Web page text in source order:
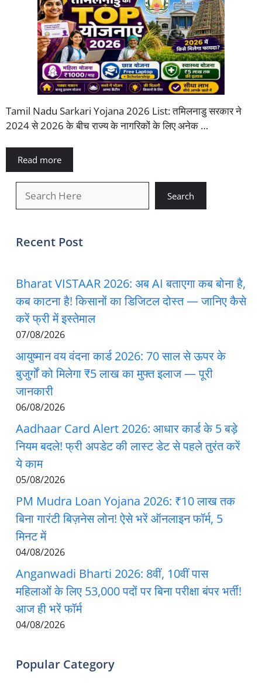
Tamil Nadu Sarkari Yojana 2026 List: तमिलनाडु सरकार ने
2024 से 2026 के बीच राज्य के नागरिकों के लिए अनेक …
Read more
Search
Recent Post
Bharat VISTAAR 2026: अब AI बताएगा कब बोना है,
कब काटना है! किसानों का डिजिटल दोस्त — जानिए कैसे
करें फ्री में इस्तेमाल
07/08/2026
आयुष्मान वय वंदना कार्ड 2026: 70 साल से ऊपर के
बुजुर्गों को मिलेगा ₹5 लाख का मुफ्त इलाज — पूरी
जानकारी
06/08/2026
Aadhaar Card Alert 2026: आधार कार्ड के 5 बड़े
नियम बदले! फ्री अपडेट की लास्ट डेट से पहले तुरंत करें
ये काम
05/08/2026
PM Mudra Loan Yojana 2026: ₹10 लाख तक
बिना गारंटी बिज़नेस लोन! ऐसे भरें ऑनलाइन फॉर्म, 5
मिनट में
04/08/2026
Anganwadi Bharti 2026: 8वीं, 10वीं पास
महिलाओं के लिए 53,000 पदों पर बिना परीक्षा बंपर भर्ती!
आज ही भरें फॉर्म
04/08/2026
Popular Category